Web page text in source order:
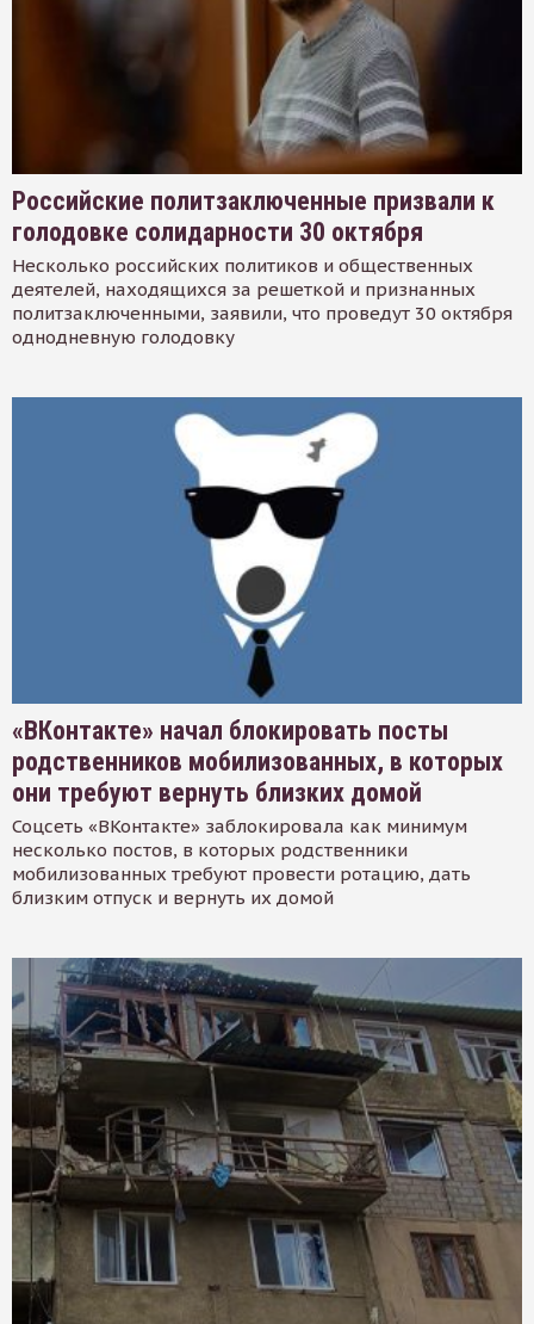
Российские политзаключенные призвали к
голодовке солидарности 30 октября
Несколько российских политиков и общественных
деятелей, находящихся за решеткой и признанных
политзаключенными, заявили, что проведут 30 октября
однодневную голодовку
«ВКонтакте» начал блокировать посты
родственников мобилизованных, в которых
они требуют вернуть близких домой
Соцсеть «ВКонтакте» заблокировала как минимум
несколько постов, в которых родственники
мобилизованных требуют провести ротацию, дать
близким отпуск и вернуть их домой